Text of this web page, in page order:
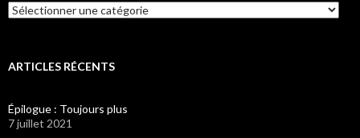
Catégories
ARTICLES RÉCENTS
Épilogue : Toujours plus
7 juillet 2021